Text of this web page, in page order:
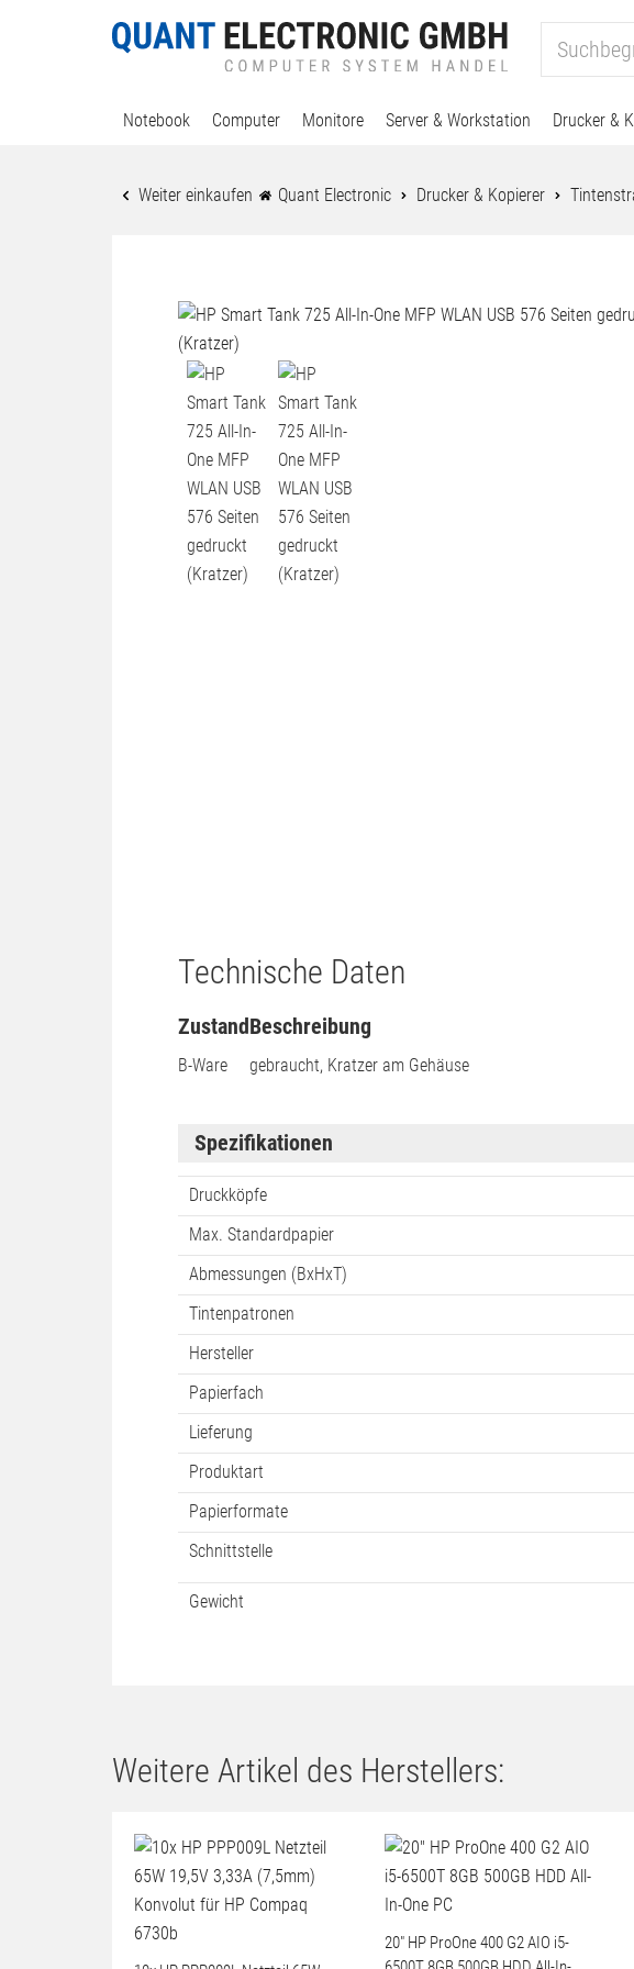
Notebook Computer Monitore Server & Workstation Drucker &
Weiter einkaufen Quant Electronic Drucker & Kopierer
Technische Daten
Zustand
B-Ware
Beschreibung
gebraucht, Kratzer am Gehäuse
Spezifikationen
Druckköpfe
Max. Standardpapier
Abmessungen (BxHxT)
Tintenpatronen
Hersteller
Papierfach
Lieferung
Produktart
Papierformate
Schnittstelle
Gewicht
Weitere Artikel des Herstellers:
20" HP ProOne 400 G2 AIO i5-